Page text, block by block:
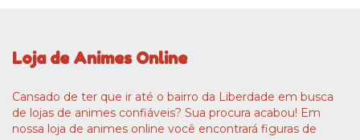
Loja de Animes Online
Cansado de ter que ir até o bairro da Liberdade em busca
de lojas de animes confiáveis? Sua procura acabou! Em
nossa loja de animes online você encontrará figuras de